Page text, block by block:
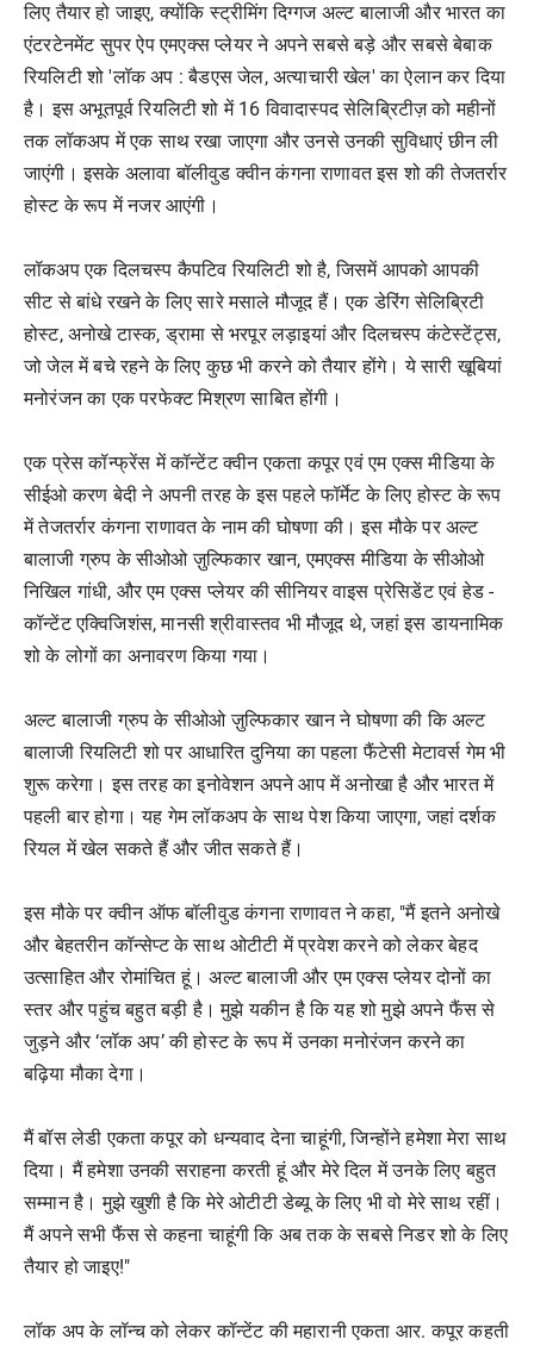
लिए तैयार हो जाइए, क्योंकि स्ट्रीमिंग दिग्गज अल्ट बालाजी और भारत का
एंटरटेनमेंट सुपर ऐप एमएक्स प्लेयर ने अपने सबसे बड़े और सबसे बेबाक
रियलिटी शो 'लॉक अप : बैडएस जेल, अत्याचारी खेल' का ऐलान कर दिया
है। इस अभूतपूर्व रियलिटी शो में 16 विवादास्पद सेलिब्रिटीज़ को महीनों
तक लॉकअप में एक साथ रखा जाएगा और उनसे उनकी सुविधाएं छीन ली
जाएंगी। इसके अलावा बॉलीवुड क्वीन कंगना राणावत इस शो की तेजतर्रार
होस्ट के रूप में नजर आएंगी।
लॉकअप एक दिलचस्प कैपटिव रियलिटी शो है, जिसमें आपको आपकी
सीट से बांधे रखने के लिए सारे मसाले मौजूद हैं। एक डेरिंग सेलिब्रिटी
होस्ट, अनोखे टास्क, ड्रामा से भरपूर लड़ाइयां और दिलचस्प कंटेस्टेंट्स,
जो जेल में बचे रहने के लिए कुछ भी करने को तैयार होंगे। ये सारी खूबियां
मनोरंजन का एक परफेक्ट मिश्रण साबित होंगी।
एक प्रेस कॉन्फ्रेंस में कॉन्टेंट क्वीन एकता कपूर एवं एम एक्स मीडिया के
सीईओ करण बेदी ने अपनी तरह के इस पहले फॉर्मेट के लिए होस्ट के रूप
में तेजतर्रार कंगना राणावत के नाम की घोषणा की। इस मौके पर अल्ट
बालाजी ग्रुप के सीओओ ज़ुल्फिकार खान, एमएक्स मीडिया के सीओओ
निखिल गांधी, और एम एक्स प्लेयर की सीनियर वाइस प्रेसिडेंट एवं हेड -
कॉन्टेंट एक्विजिशंस, मानसी श्रीवास्तव भी मौजूद थे, जहां इस डायनामिक
शो के लोगों का अनावरण किया गया।
अल्ट बालाजी ग्रुप के सीओओ ज़ुल्फिकार खान ने घोषणा की कि अल्ट
बालाजी रियलिटी शो पर आधारित दुनिया का पहला फैंटेसी मेटावर्स गेम भी
शुरू करेगा। इस तरह का इनोवेशन अपने आप में अनोखा है और भारत में
पहली बार होगा। यह गेम लॉकअप के साथ पेश किया जाएगा, जहां दर्शक
रियल में खेल सकते हैं और जीत सकते हैं।
इस मौके पर क्वीन ऑफ बॉलीवुड कंगना राणावत ने कहा, "मैं इतने अनोखे
और बेहतरीन कॉन्सेप्ट के साथ ओटीटी में प्रवेश करने को लेकर बेहद
उत्साहित और रोमांचित हूं। अल्ट बालाजी और एम एक्स प्लेयर दोनों का
स्तर और पहुंच बहुत बड़ी है। मुझे यकीन है कि यह शो मुझे अपने फैंस से
जुड़ने और ‘लॉक अप’ की होस्ट के रूप में उनका मनोरंजन करने का
बढ़िया मौका देगा।
मैं बॉस लेडी एकता कपूर को धन्यवाद देना चाहूंगी, जिन्होंने हमेशा मेरा साथ
दिया। मैं हमेशा उनकी सराहना करती हूं और मेरे दिल में उनके लिए बहुत
सम्मान है। मुझे खुशी है कि मेरे ओटीटी डेब्यू के लिए भी वो मेरे साथ रहीं।
मैं अपने सभी फैंस से कहना चाहूंगी कि अब तक के सबसे निडर शो के लिए
तैयार हो जाइए!"
लॉक अप के लॉन्च को लेकर कॉन्टेंट की महारानी एकता आर. कपूर कहती